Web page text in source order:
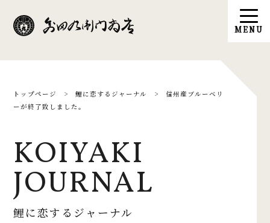
トップページ >鯉に恋するジャーナル >信州産ブルーベリ
ーが終了致しました。
KOIYAKI
JOURNAL
鯉に恋するジャーナル